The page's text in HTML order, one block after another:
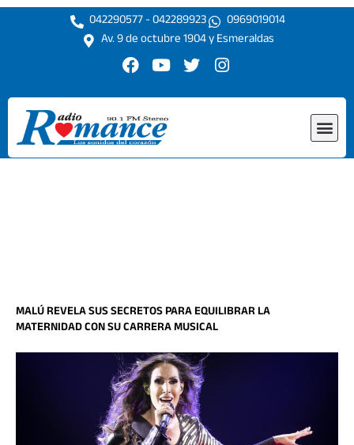
Ir
042290577 - 042289923
0969019014
Av. 9 de octubre 1904 y Esmeraldas
F
c
e
b
o
o
Y
u
t
u
b
e
T
i
r
I
s
r
MALÚ REVELA SUS SECRETOS PARA EQUILIBRAR LA
MATERNIDAD CON SU CARRERA MUSICAL